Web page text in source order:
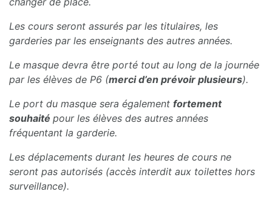
Les cours seront assurés par les titulaires, les
garderies par les enseignants des autres années.
Le masque devra être porté tout au long de la journée
par les élèves de P6 (merci d’en prévoir plusieurs).
Le port du masque sera également fortement
souhaité pour les élèves des autres années
fréquentant la garderie.
Les déplacements durant les heures de cours ne
seront pas autorisés (accès interdit aux toilettes hors
surveillance).